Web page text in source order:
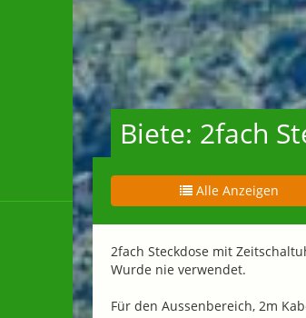
Biete: 2fach
Alle Anzeigen
2fach Steckdose mit
Wurde nie verwendet.
Für den Aussenbereich, 2m